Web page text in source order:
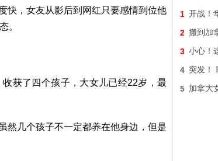
快，女友从影后到网红只要感情到位他
。
获了四个孩子，大女儿已经22岁，最
然几个孩子不一定都养在他身边，但是
1 开战！
2 搬到加
3 小心！
4 突发！
5 加拿大